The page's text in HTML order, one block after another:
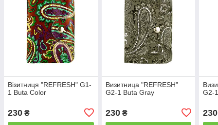
Візитниця "REFRESH" G1-
1 Buta Color
230 ₴
Визитница "REFRESH"
G2-1 Buta Gray
230₴
G2-
230